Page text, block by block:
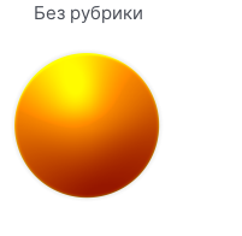
Без рубрики